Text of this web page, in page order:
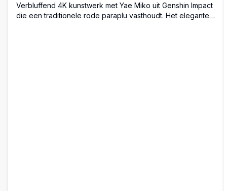
Verbluffend 4K kunstwerk met Yae Miko uit Genshin Impact
die een traditionele rode paraplu vasthoudt. Het elegante